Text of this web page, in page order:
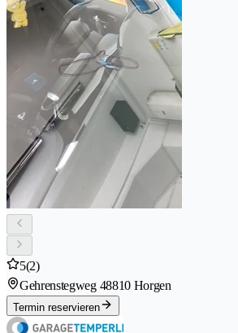
5(2)
Gehrenstegweg 48810 Horgen
Termin reservieren